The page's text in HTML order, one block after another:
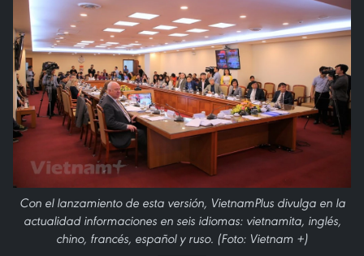
Con el lanzamiento de esta versión, VietnamPlus divulga en la
actualidad informaciones en seis idiomas: vietnamita, inglés,
chino, francés, español y ruso. (Foto: Vietnam +)